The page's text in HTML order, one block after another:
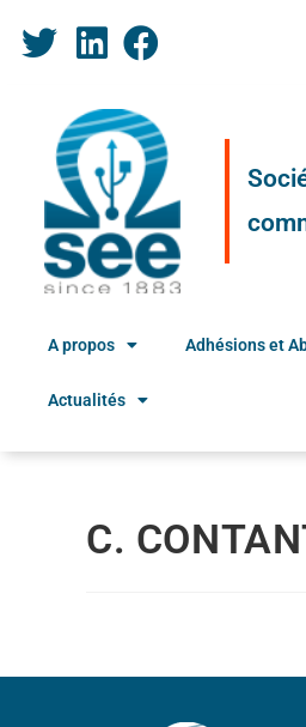
A propos Adhésions et
Actualités
C.